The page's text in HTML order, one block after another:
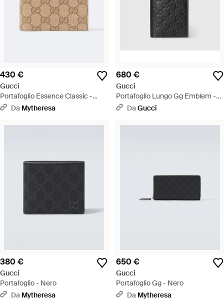
430 €
Gucci
Portafoglio Essence Classic -
Neutro
Da Mytheresa
680 €
Gucci
Portafoglio Lungo Gg Emblem -
NeroDaGucci
380 €
Gucci
Portafoglio - Nero
Da Mytheresa
650 €
Gucci
Portafoglio Gg - Nero
Da Mytheresa